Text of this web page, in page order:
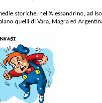
storiche: nell’Alessandrino, ad
quelli di Vara, Magra ed